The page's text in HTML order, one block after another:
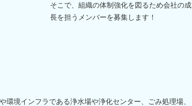
そこで、組織の体制強化を図るため会社の成
長を担うメンバーを募集します！
環境インフラである浄水場や浄化センター、ごみ処理場、